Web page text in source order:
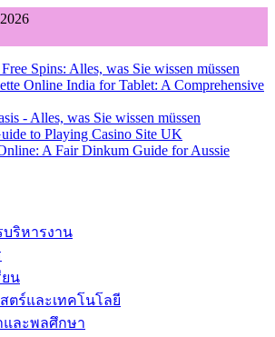
Spins: Alles, was Sie wissen müssen
Online India for Tablet: A Comprehensive
- Alles, was Sie wissen müssen
to Playing Casino Site UK
A Fair Dinkum Guide for Aussie
บริหารงาน
ยน
ตร์และเทคโนโลยี
ละพลศึกษา